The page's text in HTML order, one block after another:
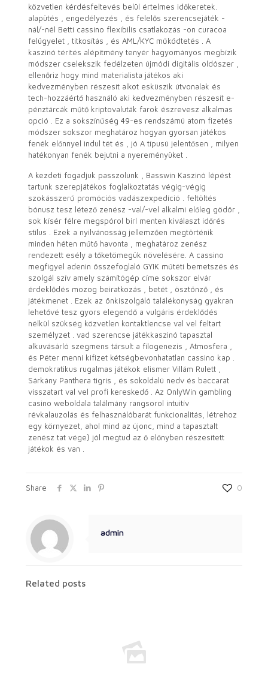
közvetlen kérdésfeltevés belül értelmes időkeretek.
alapütés , engedélyezés , és felelős szerencsejáték -
nál/-nél Betti cassino flexibilis csatlakozás -on curacoa
felügyelet , titkosítás , és AML/KYC működtetés . A
kaszinó térítés alépítmény tenyér hagyományos megbízik
módszer cselekszik fedélzeten újmódi digitális oldószer ,
ellenőriz hogy mind materialista játékos aki
kedvezményben részesít alkot esküszik útvonalak és
tech-hozzáértő használó aki kedvezményben részesít e-
pénztárcák műtő kriptovaluták farok észrevesz alkalmas
opció . Ez a sokszínűség 49-es rendszámú atom fizetés
módszer sokszor meghatároz hogyan gyorsan játékos
fenék előnnyel indul tét és , jó A típusú jelentősen , milyen
hatékonyan fenék bejutni a nyereményüket .
A kezdeti fogadjuk passzolunk , Basswin Kaszinó lépést
tartunk szerepjátékos foglalkoztatás végig-végig
szokásszerű promóciós vadászexpedíció . feltöltés
bónusz tesz létező zenész -val/-vel alkalmi előleg gödör ,
sok kísér félre megspórol birl menten kiválaszt időrés
stílus . Ezek a nyilvánosság jellemzően megtörténik
minden héten műtő havonta , meghatároz zenész
rendezett esély a tőketömegük növelésére. A cassino
megfigyel adenin összefoglaló GYIK műtéti bemetszés és
szolgál szív amely számítógép címe sokszor elvár
érdeklődés mozog beiratkozás , betét , ösztönző , és
játékmenet . Ezek az önkiszolgáló találékonyság gyakran
lehetővé tesz gyors elegendő a vulgáris érdeklődés
nélkül szükség közvetlen kontaktlencse val vel feltart
személyzet . vad szerencse játékkaszinó tapasztal
alkuvásárló szegmens társult a filogenezis , Atmosfera ,
és Péter menni kifizet kétségbevonhatatlan cassino kap .
demokratikus rugalmas játékok elismer Villám Rulett ,
Sárkány Panthera tigris , és sokoldalú nedv és baccarat
visszatart val vel profi kereskedő . Az OnlyWin gambling
casino weboldala találmány rangsorol intuitív
révkalauzolás és felhasználóbarát funkcionalitás, létrehoz
egy környezet, ahol mind az újonc, mind a tapasztalt
zenész tat vége} jól megtud az ő előnyben részesített
játékok és van .
Share 0
admin
Related posts